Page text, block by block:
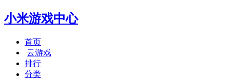
小米游戏中心
首页
云游戏
排行
分类